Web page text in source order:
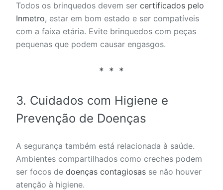
Todos os brinquedos devem ser certificados pelo
Inmetro, estar em bom estado e ser compatíveis
com a faixa etária. Evite brinquedos com peças
pequenas que podem causar engasgos.
3. Cuidados com Higiene e
Prevenção de Doenças
A segurança também está relacionada à saúde.
Ambientes compartilhados como creches podem
ser focos de doenças contagiosas se não houver
atenção à higiene.